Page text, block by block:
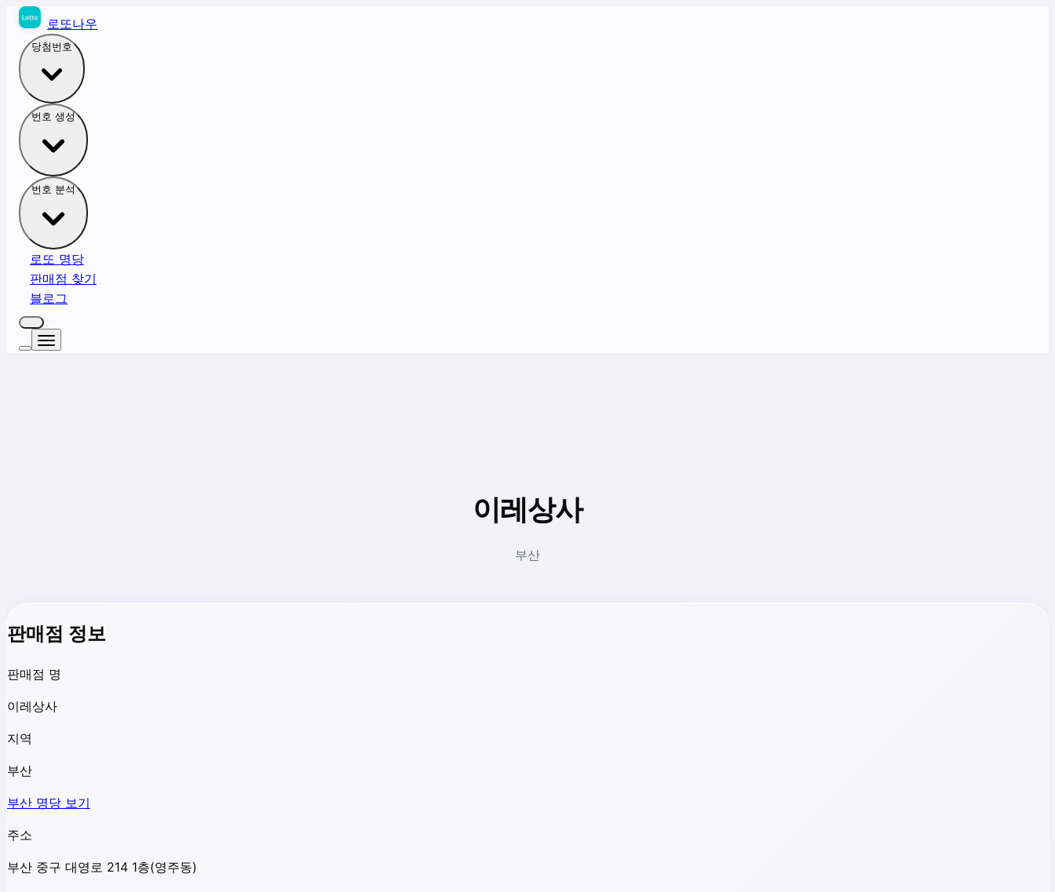
로또나우
당첨번호
번호 생성
번호 분석
로또 명당
판매점 찾기
블로그
이레상사
부산
판매점 정보
판매점 명
이레상사
지역
부산
부산 명당 보기
주소
부산 중구 대영로 214 1층(영주동)